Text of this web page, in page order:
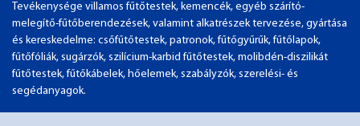
Tevékenysége villamos fűtőtestek, kemencék, egyéb szárító-
melegítő-fűtőberendezések, valamint alkatrészek tervezése, gyártása
és kereskedelme: csőfűtőtestek, patronok, fűtőgyűrűk, fűtőlapok,
fűtőfóliák, sugárzók, szilícium-karbid fűtőtestek, molibdén-diszilikát
fűtőtestek, fűtőkábelek, hőelemek, szabályzók, szerelési- és
segédanyagok.